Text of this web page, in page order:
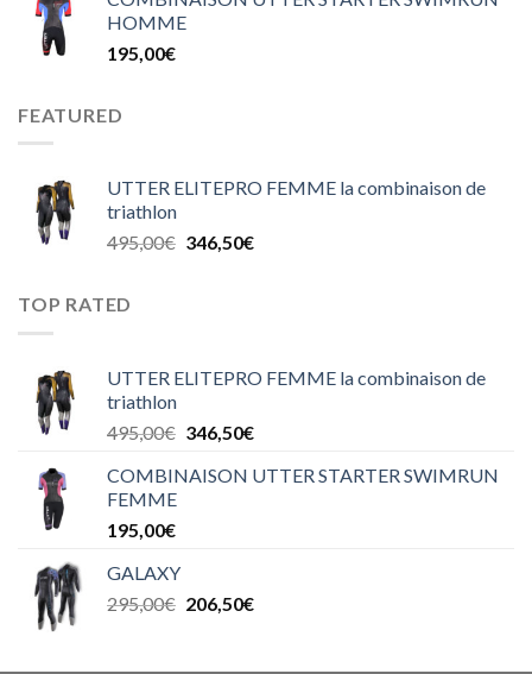
HOMME
195,00€
FEATURED
UTTER ELITEPRO FEMME la combinaison de
triathlon
495,00€ 346,50€
TOP RATED
UTTER ELITEPRO FEMME la combinaison de
triathlon
495,00€ 346,50€
COMBINAISON UTTER STARTER SWIMRUN
FEMME
195,00€
GALAXY
295,00€ 206,50€